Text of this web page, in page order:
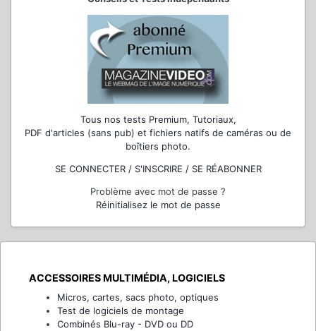
Tous nos tests Premium, Tutoriaux,
PDF d'articles (sans pub) et fichiers natifs de caméras ou de
boîtiers photo.
SE CONNECTER / S'INSCRIRE / SE RÉABONNER
Problème avec mot de passe ?
Réinitialisez le mot de passe
ACCESSOIRES MULTIMÉDIA, LOGICIELS
Micros, cartes, sacs photo, optiques
Test de logiciels de montage
Combinés Blu-ray - DVD ou DD